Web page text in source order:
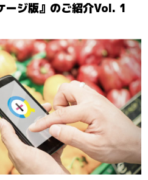
ジ版』のご紹介Vol. 1